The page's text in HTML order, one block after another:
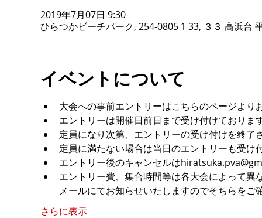
2019年7月07日 9:30
ひらつかビーチパーク, 254-0805 1 33, ３３ 高浜台
イベントについて
大会への事前エントリーはこちらのページより
エントリーは開催日前日まで受け付けておりま
定員になり次第、エントリーの受け付けを終了
定員に満たない場合は当日のエントリーも受け
エントリー後のキャンセルは
エントリー費、集合時間等は各大会によって
メールにてお知らせいたしますのでそちらをご
さらに表示